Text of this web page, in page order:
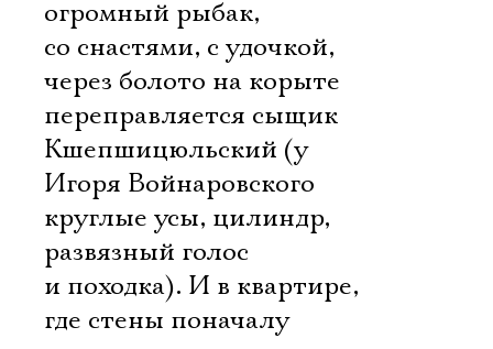
огромный рыбак,
со снастями, с удочкой,
через болото на корыте
переправляется сыщик
Кшепшицюльский (у
Игоря Войнаровского
круглые усы, цилиндр,
развязный голос
и походка). И в квартире,
где стены поначалу